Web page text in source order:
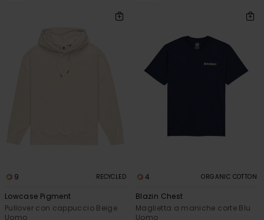
9 RECYCLED
Lowcase Pigment
Pullover con cappuccio Beige
Uomo
4 ORGANIC COTTON
Blazin Chest
Maglietta a maniche corte Blu
Uomo